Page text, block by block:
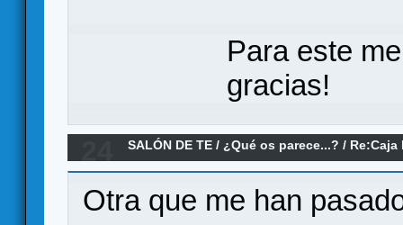
Para este
gracias!
SALÓN DE TE /¿Qué os parece...? /
Games
Otra que me han